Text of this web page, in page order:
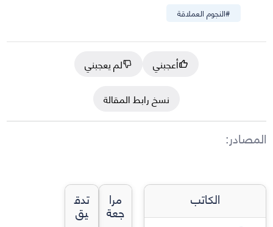
#النجوم العملاقة
أعجبني
لم يعجبني
نسخ رابط المقالة
المصادر:
الكاتب مرا
جعة
تدق
يق